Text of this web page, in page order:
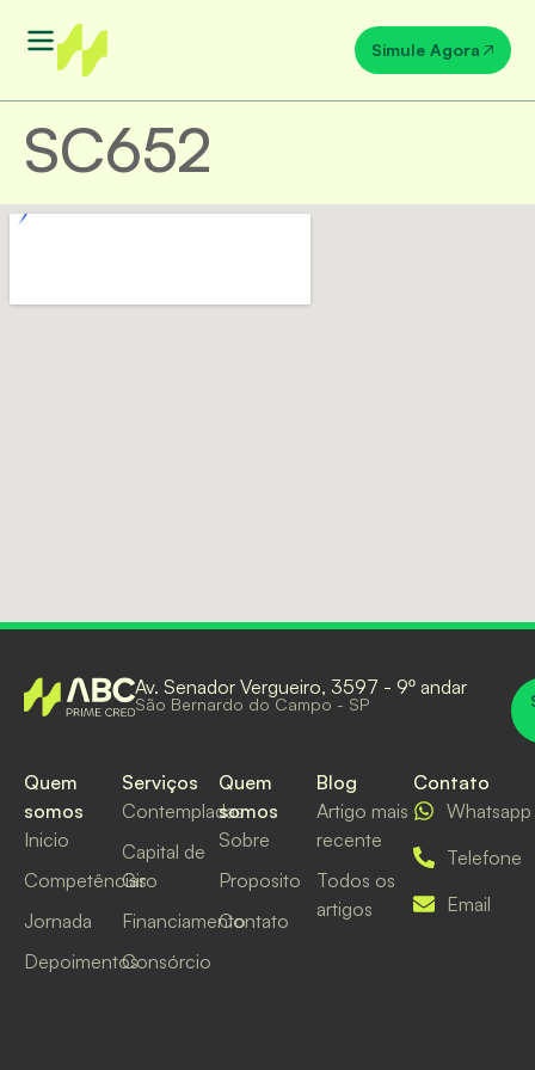
Simule Agora
SC652
Av. Senador Vergueiro, 3597 - 9º andar
São Bernardo do Campo - SP
Quem
somos
Inicio
Competências
Jornada
Depoimentos
Serviços
Contempladas
Capital de
Giro
Financiamento
Consórcio
Quem
somos
Sobre
Proposito
Contato
Blog
Artigo mais
recente
Todos os
artigos
Contato
Whatsapp
Telefone
Email